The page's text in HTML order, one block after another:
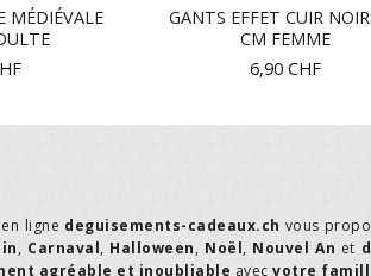
MÉDIÉVALE
GANTS EFFET CUIR
CM FEMME
6,90 CHF
ligne deguisements-cadeaux.ch vous
, Carnaval, Halloween, Noël, Nouvel An et
agréable et inoubliable avec votre